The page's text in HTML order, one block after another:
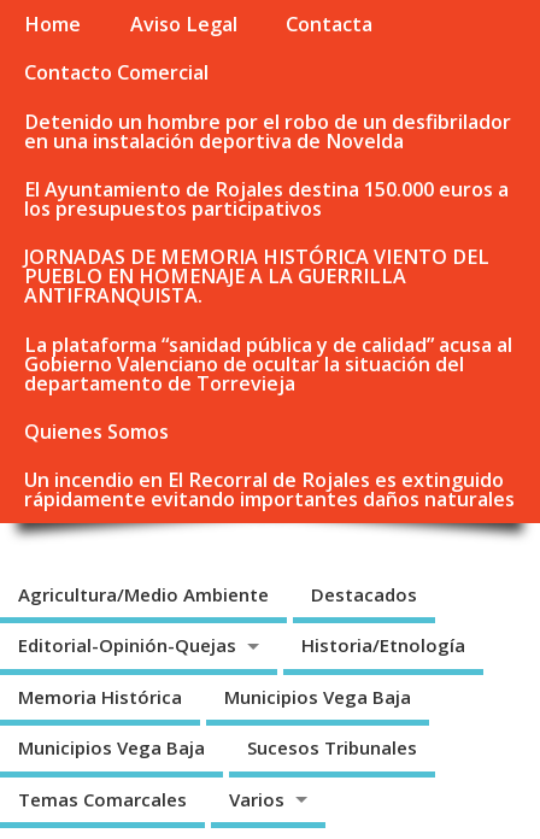
Home Aviso Legal
Contacta
Contacto Comercial
Detenido un hombre por el robo de un desfibrilador
en una instalación deportiva de Novelda
El Ayuntamiento de Rojales destina 150.000 euros a
los presupuestos participativos
JORNADAS DE MEMORIA HISTÓRICA VIENTO DEL
PUEBLO EN HOMENAJE A LA GUERRILLA
ANTIFRANQUISTA.
La plataforma “sanidad pública y de calidad” acusa al
Gobierno Valenciano de ocultar la situación del
departamento de Torrevieja
Quienes Somos
Un incendio en El Recorral de Rojales es extinguido
rápidamente evitando importantes daños naturales
Agricultura/Medio Ambiente Destacados
Editorial-Opinión-Quejas Historia/Etnología
Memoria Histórica Municipios Vega Baja
Municipios Vega Baja Sucesos Tribunales
Temas Comarcales Varios